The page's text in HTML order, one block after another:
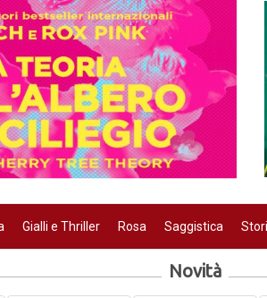
Gialli e Thriller Rosa Saggistica
Novità